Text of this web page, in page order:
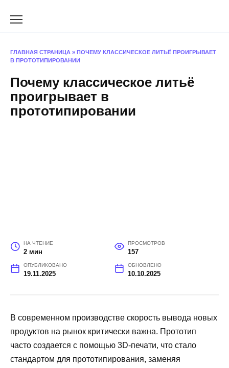
ГЛАВНАЯ СТРАНИЦА » ПОЧЕМУ КЛАССИЧЕСКОЕ ЛИТЬЁ ПРОИГРЫВАЕТ
В ПРОТОТИПИРОВАНИИ
Почему классическое литьё
проигрывает в
прототипировании
НА ЧТЕНИЕ
2 мин
ПРОСМОТРОВ
157
ОПУБЛИКОВАНО
19.11.2025
ОБНОВЛЕНО
10.10.2025
В современном производстве скорость вывода новых
продуктов на рынок критически важна. Прототип
часто создается с помощью 3D-печати, что стало
стандартом для прототипирования, заменяя